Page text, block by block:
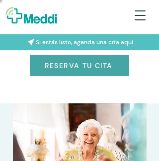
Si estás listo, agenda una cita aquí
RESERVA TU CITA